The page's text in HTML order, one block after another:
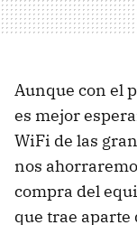
Aunque con el
es mejor
WiFi de las
nos
compra del
que trae aparte